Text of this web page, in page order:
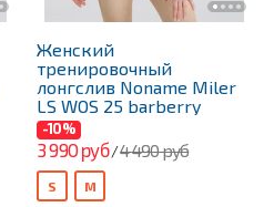
Женский
тренировочный
лонгслив Noname Miler
LS WOS 25 barberry
-10%
3 990 руб/4 490 руб
S M